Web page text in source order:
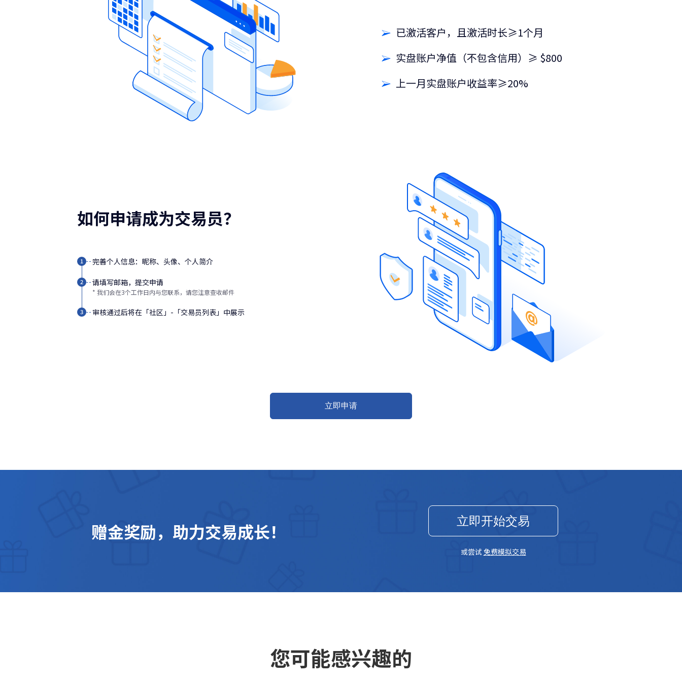
已激活客户，且激活时长≥1个月
实盘账户净值（不包含信用）≥ $800
上一月实盘账户收益率≥20%
如何申请成为交易员？
1 完善个人信息：昵称、头像、个人简介
2 请填写邮箱，提交申请
* 我们会在3个工作日内与您联系，请您注意查收邮件
3 审核通过后将在「社区」-「交易员列表」中展示
立即申请
赠金奖励，助力交易成长！ 立即开始交易
或尝试 免费模拟交易
您可能感兴趣的